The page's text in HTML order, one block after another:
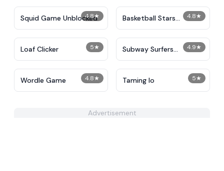
4.8★
Squid Game Unblocked 4.8★
Basketball Stars
Unblocked
5★
Loaf Clicker 4.9★
Subway Surfers
Unblocked
4.8★
Wordle Game 5★
Taming Io
Advertisement